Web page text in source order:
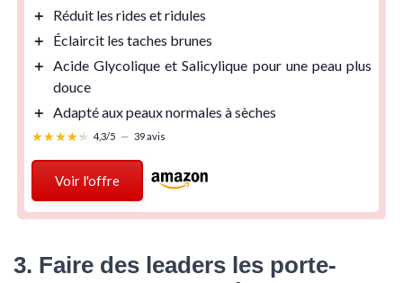
＋
Réduit les rides et ridules
＋
Éclaircit les taches brunes
＋ Acide Glycolique et Salicylique pour une peau plus
douce
＋ Adaptéaux peaux normales à sèches
★★★★★
★★★★★ 4,3/5 — 39 avis
Voir l'offre
3. Faire des leaders les porte-